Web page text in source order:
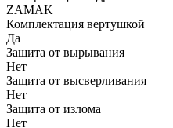
ZAMAK
Комплектация вертушкой
Да
Защита от вырывания
Нет
Защита от высверливания
Нет
Защита от излома
Нет